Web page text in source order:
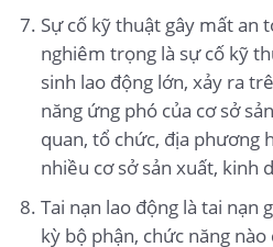
Sự cố kỹ thuật gây mất an
nghiêm trọng là sự cố kỹ
sinh lao động lớn, xảy ra
năng ứng phó của cơ sở
quan, tổ chức, địa phương
nhiều cơ sở sản xuất, kinh
Tai nạn lao động là tai nạn
kỳ bộ phận, chức năng